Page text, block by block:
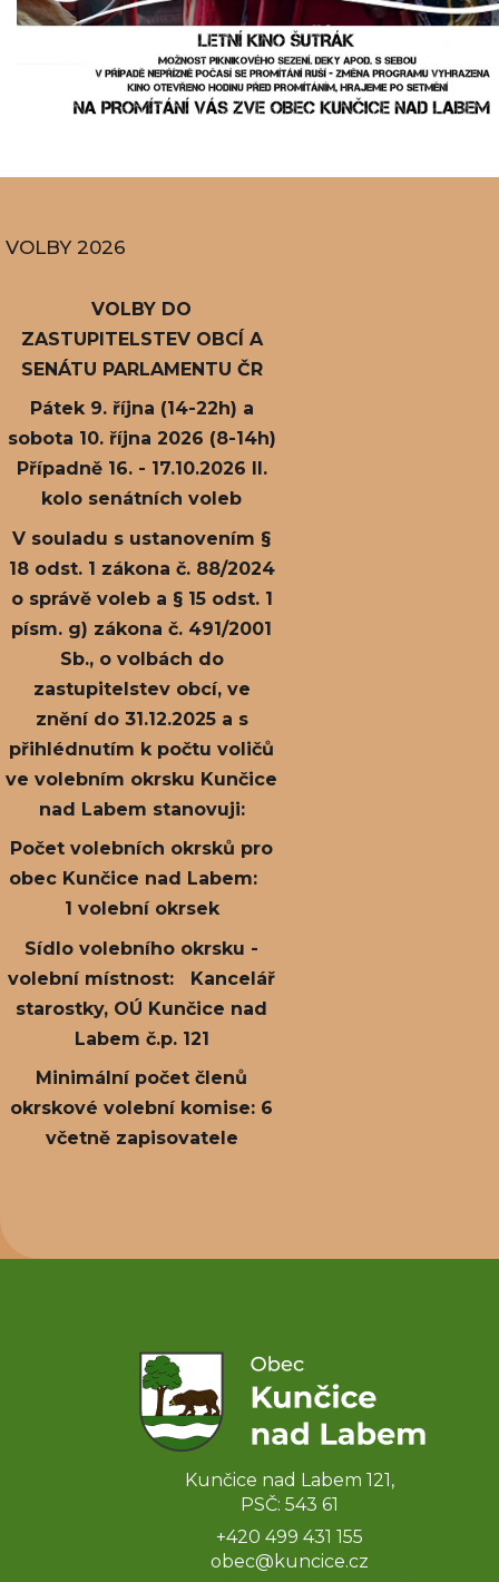
VOLBY 2026
VOLBY DO
ZASTUPITELSTEV OBCÍ A
SENÁTU PARLAMENTU ČR
Pátek 9. října (14-22h) a
sobota 10. října 2026 (8-14h)
Případně 16. - 17.10.2026 II.
kolo senátních voleb
V souladu s ustanovením §
18 odst. 1 zákona č. 88/2024
o správě voleb a § 15 odst. 1
písm. g) zákona č. 491/2001
Sb., o volbách do
zastupitelstev obcí, ve
znění do 31.12.2025 a s
přihlédnutím k počtu voličů
ve volebním okrsku Kunčice
nad Labem stanovuji:
Počet volebních okrsků pro
obec Kunčice nad Labem:
1 volební okrsek
Sídlo volebního okrsku -
volební místnost: Kancelář
starostky, OÚ Kunčice nad
Labem č.p. 121
Minimální počet členů
okrskové volební komise: 6
včetně zapisovatele
Kunčice nad Labem 121,
PSČ: 543 61
+420 499 431 155
obec@kuncice.cz